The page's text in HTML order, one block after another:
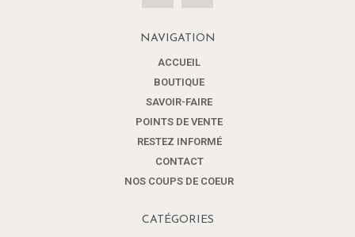
NAVIGATION
ACCUEIL
BOUTIQUE
SAVOIR-FAIRE
POINTS DE VENTE
RESTEZ INFORMÉ
CONTACT
NOS COUPS DE COEUR
CATÉGORIES